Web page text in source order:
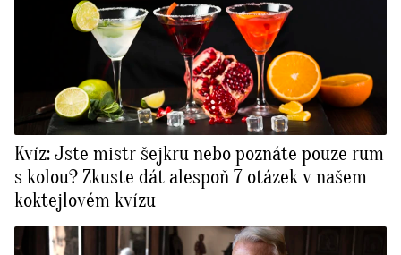
Kvíz: Jste mistr šejkru nebo poznáte pouze rum
s kolou? Zkuste dát alespoň 7 otázek v našem
koktejlovém kvízu